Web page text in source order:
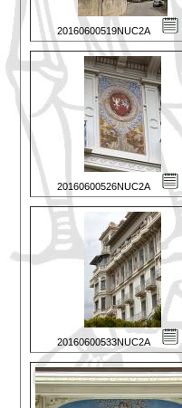
20160600519NUC2A
20160600526NUC2A
20160600533NUC2A